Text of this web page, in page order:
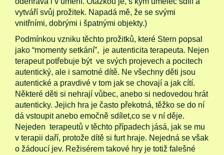
vytváří svůj prožitek. Napadá mě, že se svými
vnitřními, dobrými i špatnými objekty.)
Podmínkou vzniku těchto prožitků, které Stern popsal
jako “momenty setkání”, je autenticita terapeuta. Nejen
terapeut potřebuje být ve svých projevech a pocitech
autentický, ale i samotné dítě. Ne všechny děti jsou
autentické a pravdivé v tom jak se chovají a jak cítí.
Některé děti si nehrají vůbec, anebo si nedovedou hrát
autenticky. Jejich hra je často překotná, těžko se do ní
dá vstoupit anebo emočně sdílet,co se v ní děje.
Nejeden terapeutů v těchto případech jásá, jak se mu
v terapii daří, protože dítě si furt hraje. Nejedná se však
o žádoucí jev. Režisérem takové hry je totiž falešné